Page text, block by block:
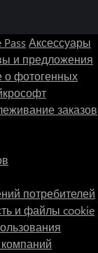
Pass Аксессуары
и предложения
о фотогенных
заказов
потребителей
и файлы cookie